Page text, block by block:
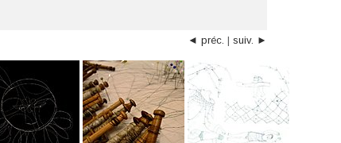
◄ préc. | suiv. ►